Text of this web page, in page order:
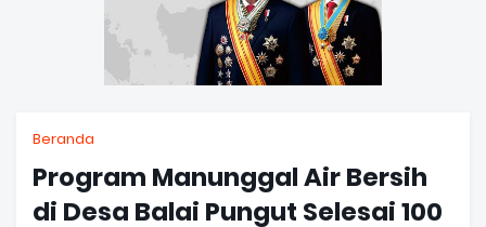
Beranda
Program Manunggal Air Bersih
di Desa Balai Pungut Selesai 100